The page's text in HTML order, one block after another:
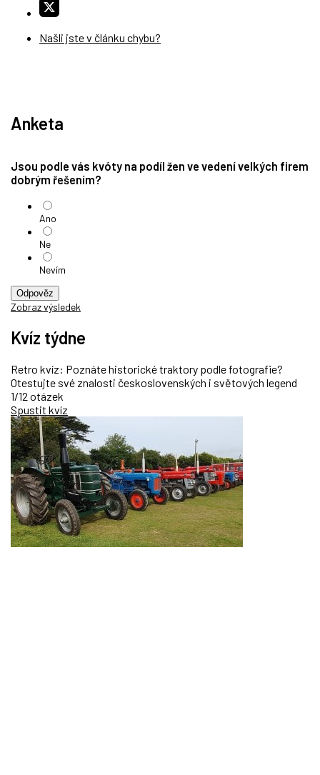
Našli jste v článku chybu?
Anketa
Jsou podle vás kvóty na podíl žen ve vedení velkých firem
dobrým řešením?
Ano
Ne
Nevím
Odpověz
Zobraz výsledek
Kvíz týdne
Retro kvíz: Poznáte historické traktory podle fotografie?
Otestujte své znalosti československých i světových legend
1/12 otázek
Spustit kvíz